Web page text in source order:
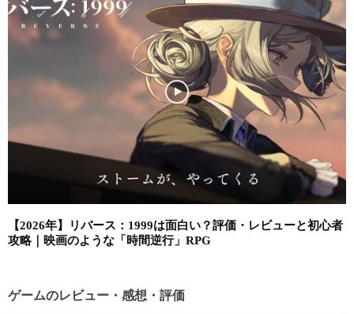
【2026年】リバース：1999は面白い？評価・レビューと初心者
攻略｜映画のような「時間逆行」RPG
ゲームのレビュー・感想・評価